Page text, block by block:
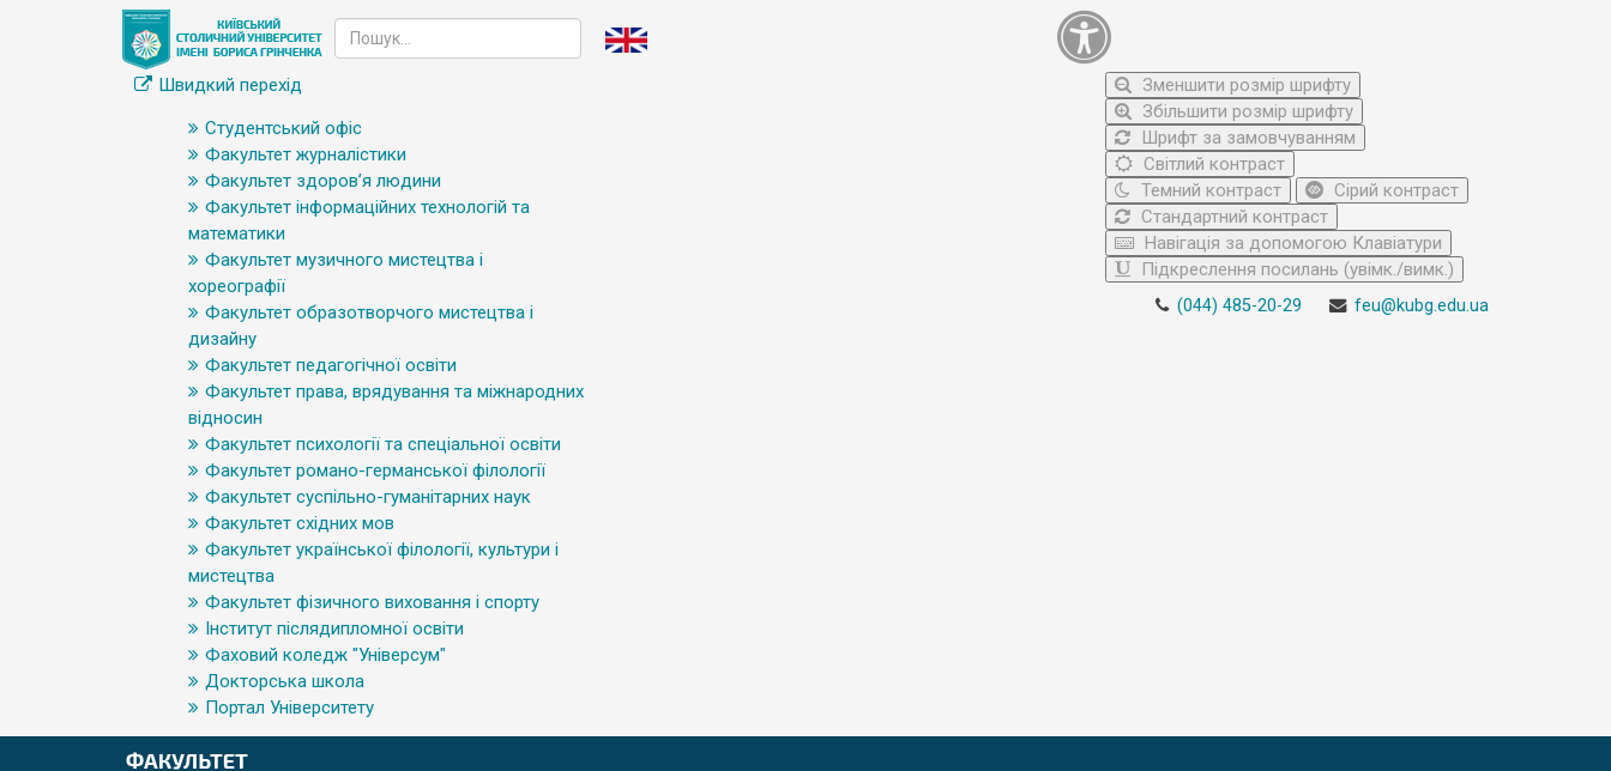
Швидкий перехід
Студентський офіс
Факультет журналістики
Факультет здоров’я людини
Факультет інформаційних технологій та
математики
Факультет музичного мистецтва і
хореографії
Факультет образотворчого мистецтва і
дизайну
Факультет педагогічної освіти
Факультет права, врядування та міжнародних
відносин
Факультет психології та спеціальної освіти
Факультет романо-германської філології
Факультет суспільно-гуманітарних наук
Факультет східних мов
Факультет української філології, культури і
мистецтва
Факультет фізичного виховання і спорту
Інститут післядипломної освіти
Фаховий коледж "Універсум"
Докторська школа
Портал Університету
Зменшити розмір шрифту
Збільшити розмір шрифту
Шрифт за замовчуванням
Світлий контраст
Темний контраст
Сірий контраст
Стандартний контраст
Навігація за допомогою Клавіатури
Підкреслення посилань (увімк./вимк.)
(044) 485-20-29 feu@kubg.edu.ua